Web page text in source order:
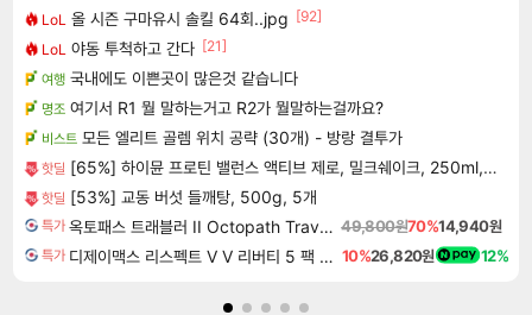
LoL 올 시즌 구마유시 솔킬 64회..jpg [92]
LoL 야동 투척하고 간다 [21]
여행 국내에도 이쁜곳이 많은것 같습니다
명조 여기서 R1 뭘 말하는거고 R2가 뭘말하는걸까요?
비스트 모든 엘리트 골렘 위치 공략 (30개) - 방랑 결투가
핫딜 [65%] 하이뮨 프로틴 밸런스 액티브 제로, 밀크쉐이크, 250ml, 18개
핫딜 [53%] 교동 버섯 들깨탕, 500g, 5개
특가 옥토패스 트래블러 II Octopath Traveler II 49,800원70%14,940원
특가 디제이맥스 리스펙트 V V 리버티 5 팩 DJMAX RESPECT V V Liberty 5 Pack DLC 10%26,820원 12%